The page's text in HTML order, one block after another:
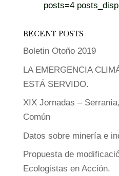
posts=4
RECENT POSTS
Boletin Otoño 2019
LA EMERGENCIA
ESTÁ SERVIDO.
XIX Jornadas –
Común
Datos sobre minería e
Propuesta de
Ecologistas en Acción.